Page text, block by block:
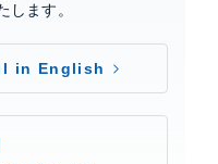
します。
in English